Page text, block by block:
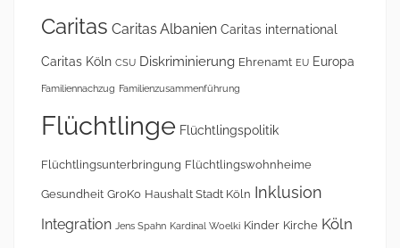
Caritas Caritas Albanien Caritas international
Caritas Köln CSU Diskriminierung Ehrenamt EU Europa
Familiennachzug Familienzusammenführung
Flüchtlinge Flüchtlingspolitik
Flüchtlingsunterbringung Flüchtlingswohnheime
Gesundheit GroKo Haushalt Stadt Köln Inklusion
Integration Jens Spahn Kardinal Woelki Kinder Kirche Köln